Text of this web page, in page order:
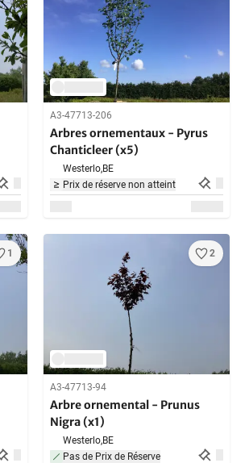
A3-47713-206
Arbres ornementaux - Pyrus
Chanticleer (x5)
Westerlo,BE
Prix de réserve non atteint
1 2
A3-47713-94
Arbre ornemental - Prunus
Nigra (x1)
Westerlo,BE
Pas de Prix de Réserve